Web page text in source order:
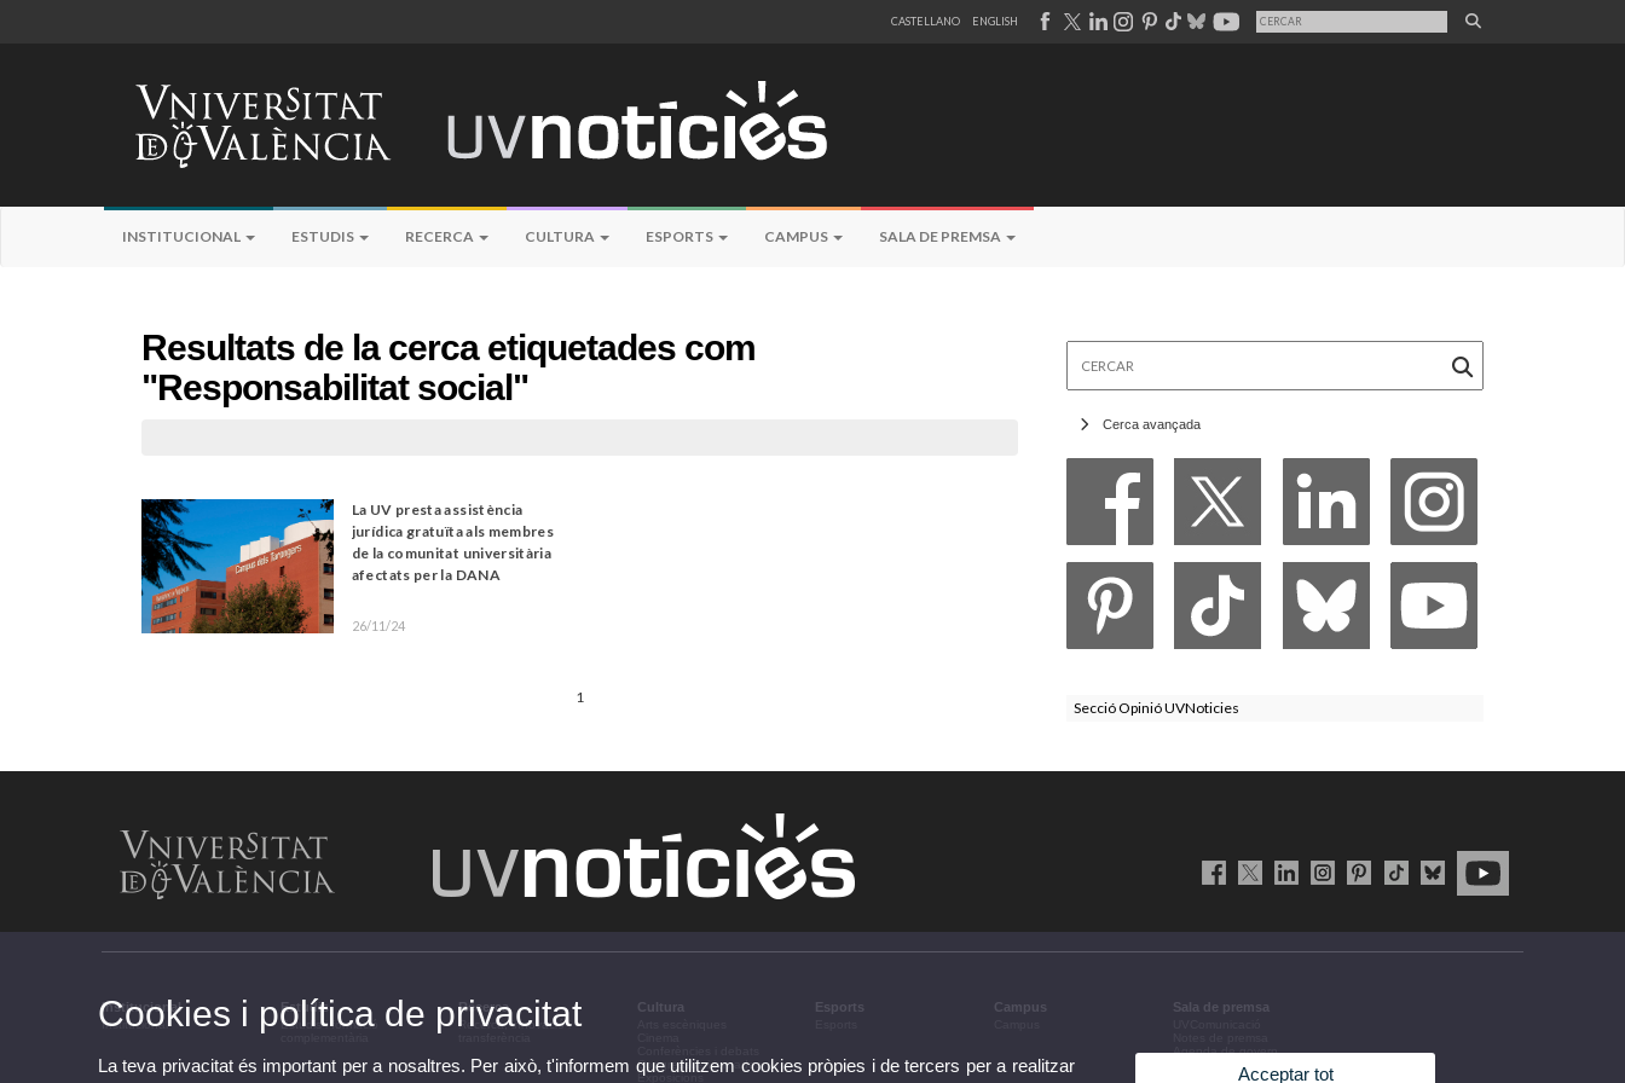
CASTELLANO ENGLISH
INSTITUCIONAL ESTUDIS RECERCA CULTURA ESPORTS CAMPUS SALA DE PREMSA
Resultats de la cerca etiquetades com
"Responsabilitat social"
La UV presta assistència
jurídica gratuïta als membres
de la comunitat universitària
afectats per la DANA
26/11/24
1
Cerca avançada
Secció Opinió UVNoticies
Institucional
Institucional
Estudis
Estudis i formació
Recerca
Recerca, innovació i
Cultura
Congressos i jornades
Exposicions
Esports Campus Sala de premsa
Agenda de govern
La UV en la premsa
Cookies i política de privacitat
La teva privacitat és important per a nosaltres. Per això, t'informem que utilitzem cookies pròpies i de tercers per a realitzar
Acceptar tot